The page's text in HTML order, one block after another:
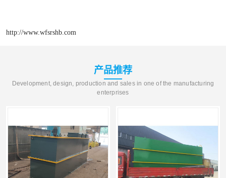
http://www.wfsrshb.com
产品推荐
Development, design, production and sales in one of the manufacturing
enterprises